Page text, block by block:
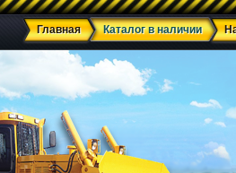
Главная Каталог в наличии